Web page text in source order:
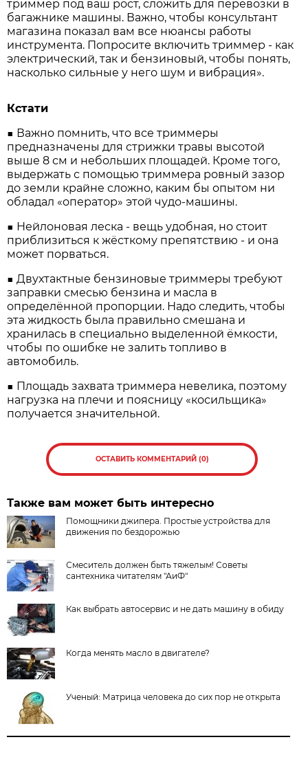
триммер под ваш рост, сложить для перевозки в
багажнике машины. Важно, чтобы консультант
магазина показал вам все нюансы работы
инструмента. Попросите включить триммер - как
электрический, так и бензиновый, чтобы понять,
насколько сильные у него шум и вибрация».
Кстати
■ Важно помнить, что все триммеры
предназначены для стрижки травы высотой
выше 8 см и небольших площадей. Кроме того,
выдержать с помощью триммера ровный зазор
до з­емли крайне сложно, каким бы опытом ни
обладал «оператор» этой чудо-машины.
■ Нейлоновая леска - вещь удобная, но стоит
приблизиться к жёсткому препятствию - и она
может порваться.
■ Двухтактные бензиновые триммеры требуют
заправки смесью бензина и масла в
определённой пропорции. Надо следить, чтобы
эта жидкость была правильно смешана и
хранилась в специально выделенной ё­мкости,
чтобы по ошибке не залить топливо в
автомобиль.
■ Площадь захвата триммера невелика, поэтому
нагрузка на плечи и поясницу «косильщика»
получается значительной.
ОСТАВИТЬ КОММЕНТАРИЙ (0)
Также вам может быть интересно
Помощники джипера. Простые устройства для
движения по бездорожью
Смеситель должен быть тяжелым! Советы
сантехника читателям "АиФ"
Как выбрать автосервис и не дать машину в обиду
Когда менять масло в двигателе?
Ученый: Матрица человека до сих пор не открыта